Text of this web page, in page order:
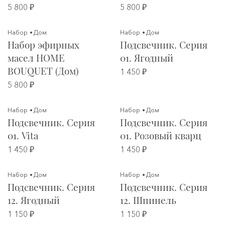
5 800 ₽ 5 800 ₽
Набор Дом
Набор эфирных
масел HOME
BOUQUET (Дом)
5 800 ₽
Набор Дом
Подсвечник. Серия
01. Ягодный
1 450 ₽
Набор Дом
Подсвечник. Серия
01. Vita
1 450 ₽
Набор Дом
Подсвечник. Серия
01. Розовый кварц
1 450 ₽
Набор Дом
Подсвечник. Серия
12. Ягодный
1 150 ₽
Набор Дом
Подсвечник. Серия
12. Шпинель
1 150 ₽